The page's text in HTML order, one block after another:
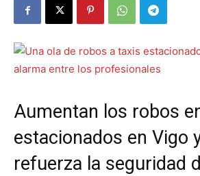
Aumentan los robos
estacionados en Vigo
refuerza la seguridad